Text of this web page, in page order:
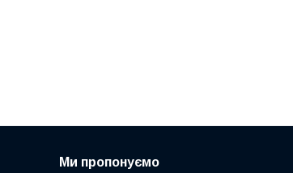
Ми пропонуємо